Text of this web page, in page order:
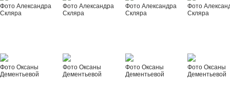
Фото Александра
Скляра
Фото Александра
Скляра
Фото Александра
Скляра
Фото
Скляра
Фото Оксаны
Дементьевой
Фото Оксаны
Дементьевой
Фото Оксаны
Дементьевой
Фото Оксаны
Дементьевой